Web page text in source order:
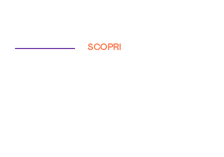
SCOPRI